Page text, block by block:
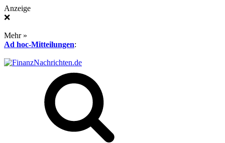
Anzeige
❌
Mehr »
Ad hoc-Mitteilungen: